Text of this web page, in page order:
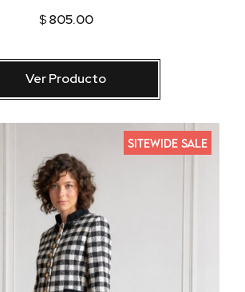
$805.00
Ver Producto
SITEWIDE SALE